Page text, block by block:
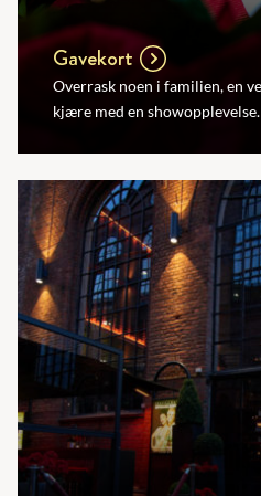
Gavekort
Overrask noen i familien, en
kjære med en showopplevelse.